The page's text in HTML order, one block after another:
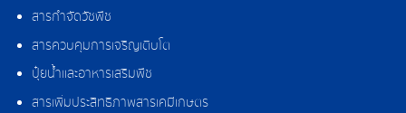
สารกำจัดวัชพืช
สารควบคุมการเจริญเติบโต
ปุ๋ยน้ำและอาหารเสริมพืช
สารเพิ่มประสิทธิภาพสารเคมีเกษตร